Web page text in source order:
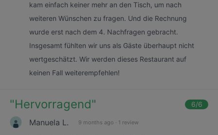
kam einfach keiner mehr an den Tisch, um nach
weiteren Wünschen zu fragen. Und die Rechnung
wurde erst nach dem 4. Nachfragen gebracht.
Insgesamt fühlten wir uns als Gäste überhaupt nicht
wertgeschätzt. Wir werden dieses Restaurant auf
keinen Fall weiterempfehlen!
"Hervorragend" 6/6
Manuela L. 9 months ago · 1 review